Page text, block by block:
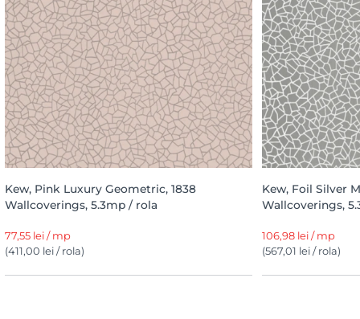
Kew, Pink Luxury Geometric, 1838
Wallcoverings, 5.3mp / rola
77,55 lei / mp
(411,00 lei / rola)
Kew, Foil Silver
Wallcoverings,
106,98 lei / mp
(567,01 lei / rola)